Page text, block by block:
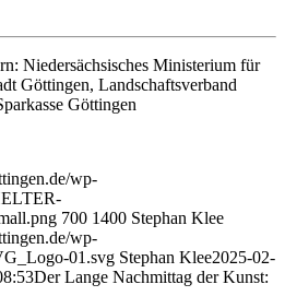
Niedersächsisches Ministerium für
Göttingen, Landschaftsverband
Göttingen
wp-
700 1400 Stephan Klee
wp-
01.svg Stephan Klee2025-02-
Der Lange Nachmittag der Kunst: